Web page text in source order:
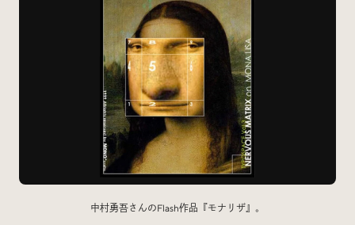
中村勇吾さんのFlash作品『モナリザ』。